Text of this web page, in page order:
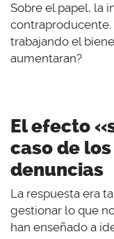
Sobre el papel, la
contraproducente.
trabajando el
aumentaran?
El efecto
caso de
denuncias
La respuesta era
gestionar lo que
han enseñado a